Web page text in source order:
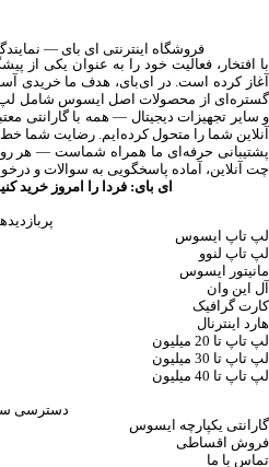
فروشگاه اینترنتی ای‌ بای —
با افتخار، فعالیت خود را به عنوان یکی از
آغاز کرده است. در ای‌بای، هدف ما خریدی
گستره‌ای از محصولات اصل ایسوس شامل
و سایر تجهیزات دیجیتال — همه با گارانتی
آنلاین شما را متحول کرده‌ایم. رضایت شما
پشتیبانی حرفه‌ای ما همراه شماست — هر
چت آنلاین، آماده پاسخگویی به سوالات و
ای بای: فردا را امروز خرید
لپ تاپ ایسوس
لپ تاپ لنوو
مانیتور ایسوس
آل این وان
کارت گرافیک
هارد اینترنال
لپ تاپ تا 20 میلیون
لپ تاپ تا 30 میلیون
لپ تاپ تا 40 میلیون
دسترسی
گارانتی یکپارچه ایسوس
فروش اقساطی
تماس با ما